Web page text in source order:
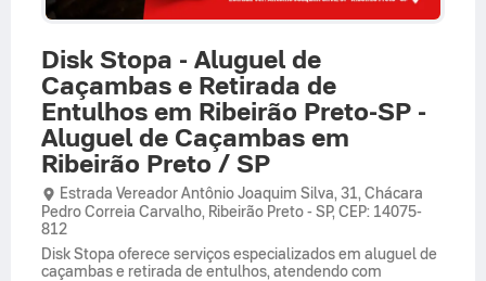
Disk Stopa - Aluguel de
Caçambas e Retirada de
Entulhos em Ribeirão Preto-SP -
Aluguel de Caçambas em
Ribeirão Preto / SP
Estrada Vereador Antônio Joaquim Silva, 31, Chácara
Pedro Correia Carvalho, Ribeirão Preto- SP, CEP: 14075-
812
Disk Stopa oferece serviços especializados em aluguel de
caçambas e retirada de entulhos, atendendo com